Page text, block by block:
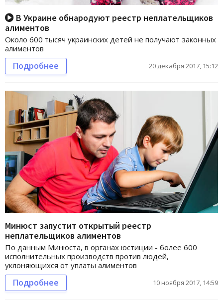
В Украине обнародуют реестр неплательщиков
алиментов
Около 600 тысяч украинских детей не получают законных
алиментов
Подробнее 20 декабря 2017, 15:12
Минюст запустит открытый реестр
неплательщиков алиментов
По данным Минюста, в органах юстиции - более 600
исполнительных производств против людей,
уклоняющихся от уплаты алиментов
Подробнее 10 ноября 2017, 14:59